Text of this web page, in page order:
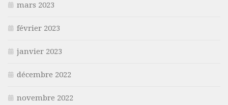
mars 2023
février 2023
janvier 2023
décembre 2022
novembre 2022